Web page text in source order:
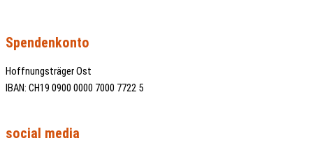
Spendenkonto
Hoffnungsträger Ost
IBAN: CH19 0900 0000 7000 7722 5
social media